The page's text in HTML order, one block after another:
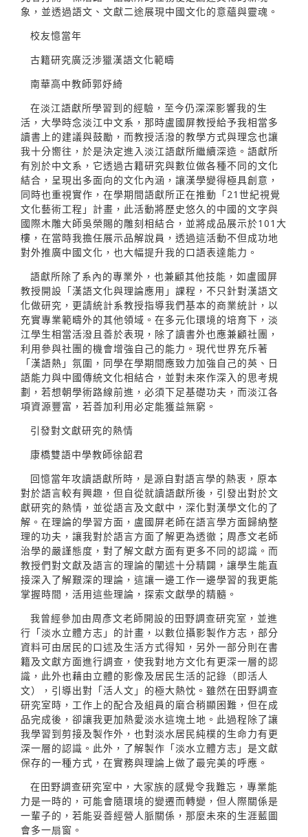
象，並透過語文、文獻二途展現中國文化的意蘊與靈魂。
校友憶當年
古籍研究廣泛涉獵漢語文化範疇
南華高中教師郭妤綺
在淡江語獻所學習到的經驗，至今仍深深影響我的生
活，大學時念淡江中文系，那時盧國屏教授給予我相當多
讀書上的建議與鼓勵，而教授活潑的教學方式與理念也讓
我十分嚮往，於是決定進入淡江語獻所繼續深造。語獻所
有別於中文系，它透過古籍研究與數位做各種不同的文化
結合，呈現出多面向的文化內涵，讓漢學變得極具創意，
同時也重視實作，在學期間語獻所正在推動「21世紀視覺
文化藝術工程」計畫，此活動將歷史悠久的中國的文字與
國際木雕大師吳榮賜的雕刻相結合，並將成品展示於101大
樓，在當時我擔任展示品解說員，透過這活動不但成功地
對外推廣中國文化，也大幅提升我的口語表達能力。
語獻所除了系內的專業外，也兼顧其他技能，如盧國屏
教授開設「漢語文化與理論應用」課程，不只針對漢語文
化做研究，更請統計系教授指導我們基本的商業統計，以
充實專業範疇外的其他領域。在多元化環境的培育下，淡
江學生相當活潑且善於表現，除了讀書外也應兼顧社團，
利用參與社團的機會增強自己的能力。現代世界充斥著
「漢語熱」氛圍，同學在學期間應致力加強自己的英、日
語能力與中國傳統文化相結合，並對未來作深入的思考規
劃，若想朝學術路線前進，必須下足基礎功夫，而淡江各
項資源豐富，若善加利用必定能獲益無窮。
引發對文獻研究的熱情
康橋雙語中學教師徐韶君
回憶當年攻讀語獻所時，是源自對語言學的熱衷，原本
對於語言較有興趣，但自從就讀語獻所後，引發出對於文
獻研究的熱情，並從語言及文獻中，深化對漢學文化的了
解。在理論的學習方面，盧國屏老師在語言學方面歸納整
理的功夫，讓我對於語言方面了解更為透徹；周彥文老師
治學的嚴謹態度，對了解文獻方面有更多不同的認識。而
教授們對文獻及語言的理論的闡述十分精闢，讓學生能直
接深入了解艱深的理論，這讓一邊工作一邊學習的我更能
掌握時間，活用這些理論，探索文獻學的精髓。
我曾經參加由周彥文老師開設的田野調查研究室，並進
行「淡水立體方志」的計畫，以數位攝影製作方志，部分
資料可由居民的口述及生活方式得知，另外一部分則在書
籍及文獻方面進行調查，使我對地方文化有更深一層的認
識，此外也藉由立體的影像及居民生活的記錄（即活人
文），引導出對「活人文」的極大熱忱。雖然在田野調查
研究室時，工作上的配合及組員的磨合稍顯困難，但在成
品完成後，卻讓我更加熱愛淡水這塊土地。此過程除了讓
我學習到剪接及製作外，也對淡水居民純樸的生命力有更
深一層的認識。此外，了解製作「淡水立體方志」是文獻
保存的一種方式，在實務與理論上做了最完美的呼應。
在田野調查研究室中，大家族的感覺令我難忘，專業能
力是一時的，可能會隨環境的變遷而轉變，但人際關係是
一輩子的，若能妥善經營人脈關係，那麼未來的生涯藍圖
會多一扇窗。